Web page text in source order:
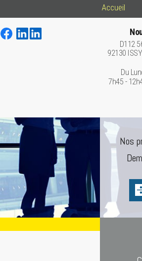
Accueil
D112
92130
Du
7h45 -
Nos